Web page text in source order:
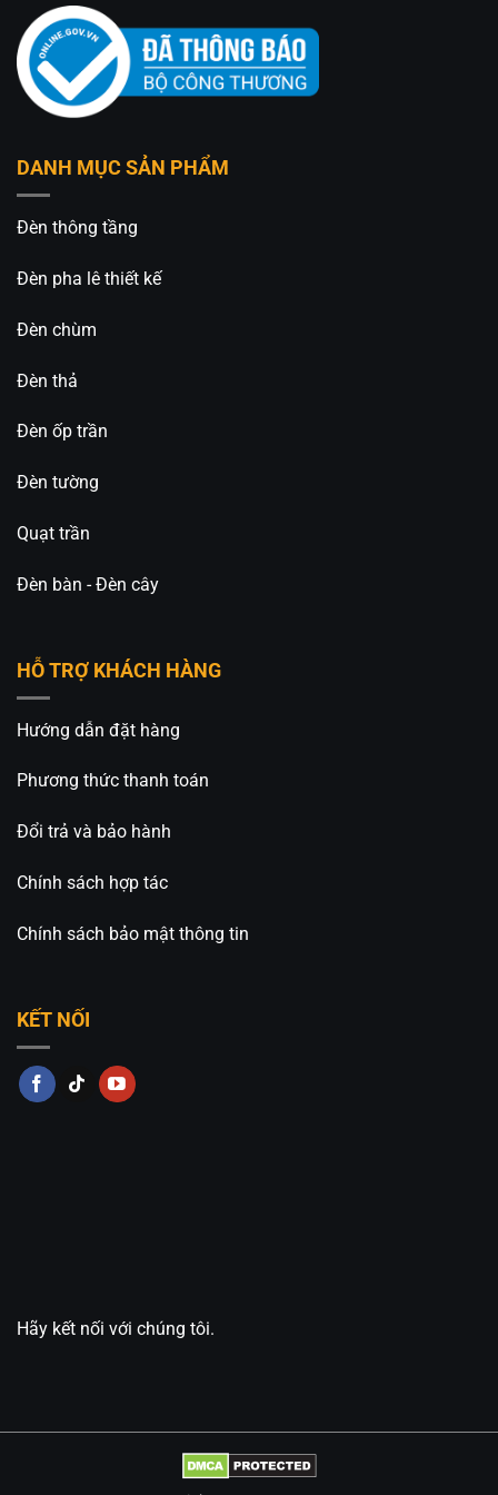
An An Decor– Ánh sáng từ tâm hồn
412 Phạm Văn Đồng, P.11, Q.Bình Thạnh, Tp.Hồ
0826.227.227 – 0813.160.160 (zalo)
DANH MỤC SẢN PHẨM
Đèn thông tầng
Đèn pha lê thiết kế
Đèn chùm
Đèn thả
Đèn ốp trần
Đèn tường
Quạt trần
Đèn bàn - Đèn cây
HỖ TRỢ KHÁCH HÀNG
Hướng dẫn đặt hàng
Phương thức thanh toán
Đổi trả và bảo hành
Chính sách hợp tác
Chính sách bảo mật thông tin
KẾT NỐI
Hãy kết nối với chúng tôi.